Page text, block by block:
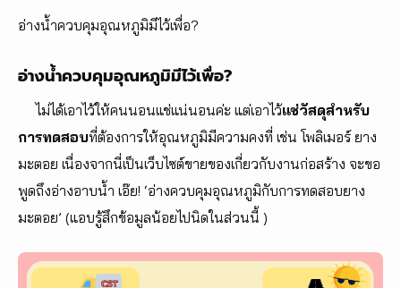
อ่างน้ำควบคุมอุณหภูมิมีไว้เพื่อ?
อ่างน้ำควบคุมอุณหภูมิมีไว้เพื่อ?
ไม่ได้เอาไว้ให้คนนอนแช่แน่นอนค่ะ แต่เอาไว้แช่วัสดุสำหรับ
การทดสอบที่ต้องการให้อุณหภูมิมีความคงที่ เช่น โพลิเมอร์ ยาง
มะตอย เนื่องจากนี่เป็นเว็บไซต์ขายของเกี่ยวกับงานก่อสร้าง จะขอ
พูดถึงอ่างอาบน้ำ เอ๊ย! ‘อ่างควบคุมอุณหภูมิกับการทดสอบยาง
มะตอย’ (แอบรู้สึกข้อมูลน้อยไปนิดในส่วนนี้ )